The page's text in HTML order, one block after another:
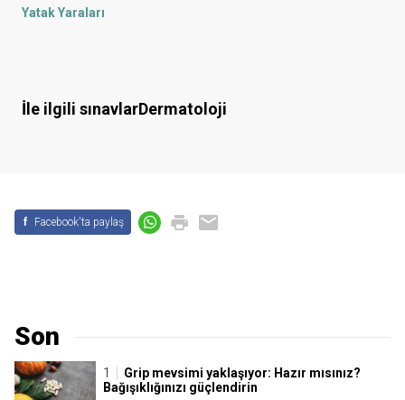
Yatak Yaraları
İle ilgili sınavlarDermatoloji
f Facebook'ta paylaş
Son
Grip mevsimi yaklaşıyor: Hazır mısınız?
Bağışıklığınızı güçlendirin